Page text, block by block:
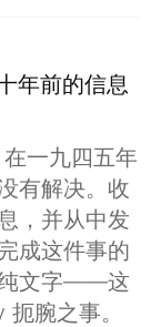
年前的信息
一九四五年
有解决。收
，并从中发
成这件事的
纯文字——这
腕之事。